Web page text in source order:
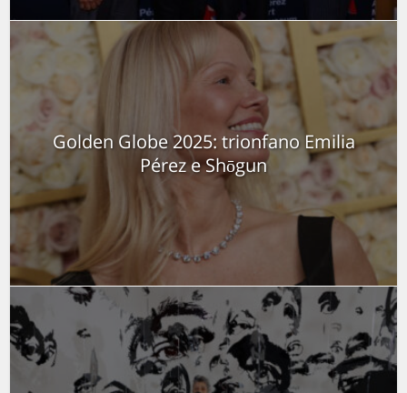
Golden Globe 2025: trionfano Emilia
Pérez e Shōgun